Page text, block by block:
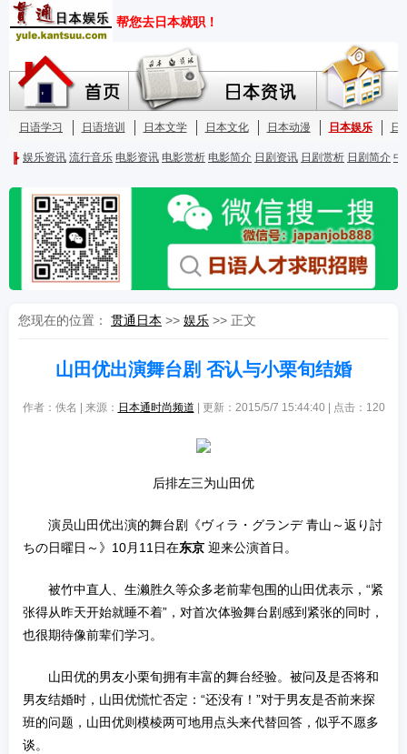
您现在的位置： 贯通日本 >> 娱乐 >> 正文
山田优出演舞台剧 否认与小栗旬结婚
作者：佚名 | 来源： 日本通时尚频道 | 更新：2015/5/7 15:44:40 | 点击： 120
后排左三为山田优
演员山田优出演的舞台剧《ヴィラ・グランデ 青山～返り討
ちの日曜日～》10月11日在东京 迎来公演首日。
被竹中直人、生濑胜久等众多老前辈包围的山田优表示，“紧
张得从昨天开始就睡不着”，对首次体验舞台剧感到紧张的同时，
也很期待像前辈们学习。
山田优的男友小栗旬拥有丰富的舞台经验。被问及是否将和
男友结婚时，山田优慌忙否定：“还没有！”对于男友是否前来探
班的问题，山田优则模棱两可地用点头来代替回答，似乎不愿多
谈。